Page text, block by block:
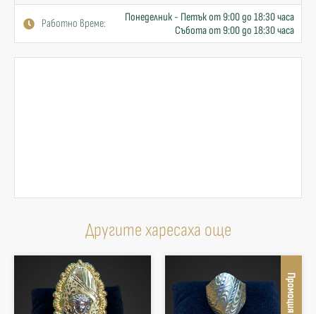
Работно време:
Понеделник - Петък от 9:00 до 18:30 часа
Събота от 9:00 до 18:30 часа
Другите харесаха още
Промоция